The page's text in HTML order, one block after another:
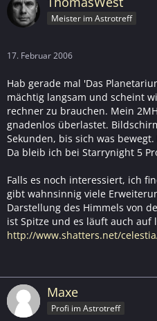
Meister im Astrotreff
17. Februar 2006
Hab gerade mal 'Das
mächtig langsam und scheint
rechner zu brauchen. Mein
gnadenlos überlastet.
Sekunden, bis sich was
Da bleib ich bei Starrynight 5
Falls es noch interessiert, ich
gibt wahnsinnig viele
Darstellung des Himmels von
ist Spitze und es läuft auch auf
http://www.shatters.net/
Maxe
Profi im Astrotreff